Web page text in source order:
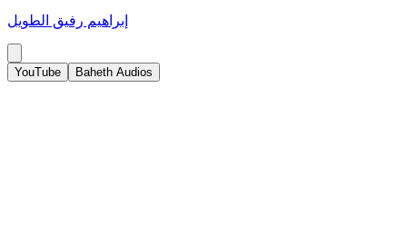
إبراهيم رفيق الطويل
YouTube Baheth Audios